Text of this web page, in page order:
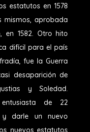
estatutos en 1578
mismos, aprobada
en 1582. Otro hito
difícil para el país
fue la Guerra
desaparición de
y Soledad.
de 22
y darle un nuevo
nuevos estatutos